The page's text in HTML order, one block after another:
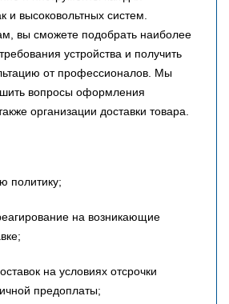
и высоковольтных систем.
вы сможете подобрать наиболее
устройства и получить
от профессионалов. Мы
вопросы оформления
организации доставки товара.
политику;
на возникающие
на условиях отсрочки
предоплаты;